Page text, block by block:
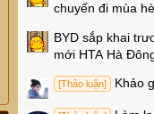
chuyến đi mùa
BYD sắp khai
mới HTA Hà
[Thảo luận] Khảo